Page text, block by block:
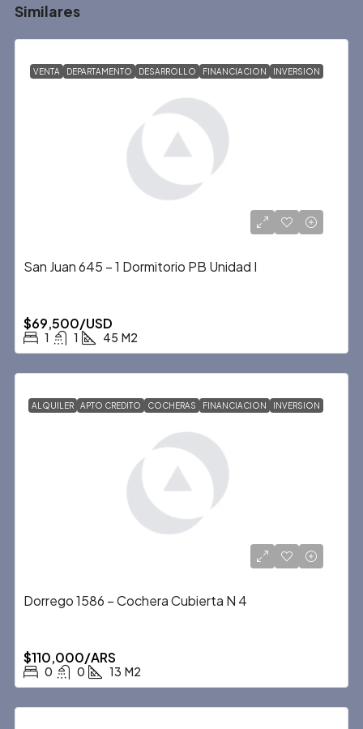
Similares
VENTA DEPARTAMENTO DESARROLLO FINANCIACION INVERSION
San Juan 645 – 1 Dormitorio PB Unidad I
$69,500/USD
1 1 45 M2
ALQUILER APTO CREDITO COCHERAS FINANCIACION INVERSION
Dorrego 1586 – Cochera Cubierta N 4
$110,000/ARS
0 0 13 M2